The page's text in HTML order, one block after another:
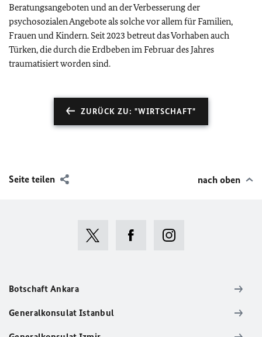
Beratungsangeboten und an der Verbesserung der
psychosozialen Angebote als solche vor allem für Familien,
Frauen und Kindern. Seit 2023 betreut das Vorhaben auch
Türken, die durch die Erdbeben im Februar des Jahres
traumatisiert worden sind.
ZURÜCK ZU: "WIRTSCHAFT"
Seite teilen nach oben
Botschaft Ankara
Generalkonsulat Istanbul